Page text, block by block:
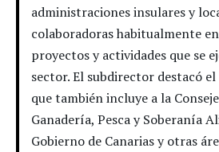
administraciones insulares y
colaboradoras habitualmente
proyectos y actividades que se
sector. El subdirector destacó
que también incluye a la
Ganadería, Pesca y Soberanía
Gobierno de Canarias y otras